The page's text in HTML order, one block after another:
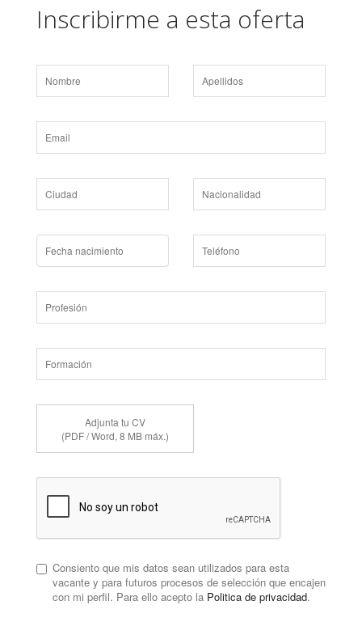
Inscribirme a esta oferta
Adjunta tu CV
(PDF / Word, 8 MB máx.)
Consiento que mis datos sean utilizados para esta
vacante y para futuros procesos de selección que encajen
con mi perfil. Para ello acepto la Politica de privacidad.